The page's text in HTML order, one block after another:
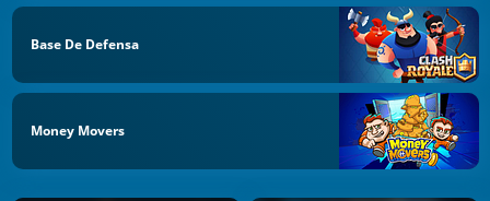
Base De Defensa
Money Movers